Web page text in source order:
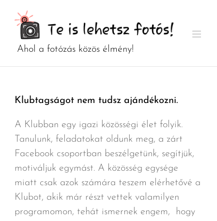
Klubtagságot nem tudsz ajándékozni.
A Klubban egy igazi közösségi élet folyik.
Tanulunk, feladatokat oldunk meg, a zárt
Facebook csoportban beszélgetünk, segítjük,
motiváljuk egymást. A közösség egysége
miatt csak azok számára teszem elérhetővé a
Klubot, akik már részt vettek valamilyen
programomon, tehát ismernek engem, hogy